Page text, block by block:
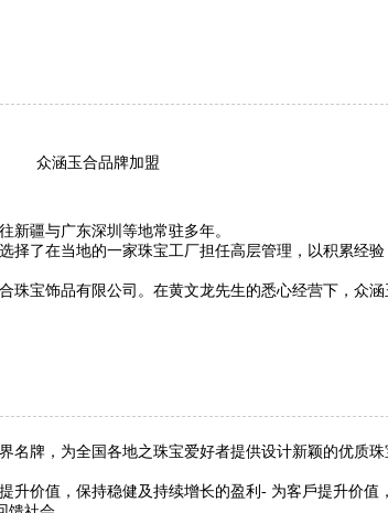
众涵玉合品牌加盟
疆与广东深圳等地常驻多年。
了在当地的一家珠宝工厂担任高层管理，以积累经
饰品有限公司。在黄文龙先生的悉心经营下，众涵
牌，为全国各地之珠宝爱好者提供设计新颖的优质珠
值，保持稳健及持续增长的盈利- 为客戶提升价值